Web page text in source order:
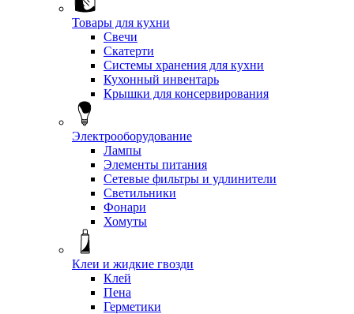
Товары для кухни
Свечи
Скатерти
Системы хранения для кухни
Кухонный инвентарь
Крышки для консервирования
Электрооборудование
Лампы
Элементы питания
Сетевые фильтры и удлинители
Светильники
Фонари
Хомуты
Клеи и жидкие гвозди
Клей
Пена
Герметики